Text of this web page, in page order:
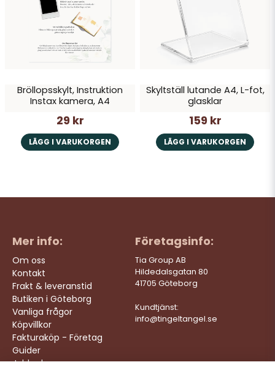
Bröllopsskylt, Instruktion
Instax kamera, A4
29 kr
LÄGG I VARUKORGEN
Skyltställ lutande A4, L-fot,
glasklar
159 kr
LÄGG I VARUKORGEN
Mer info:
Om oss
Kontakt
Frakt & leveranstid
Butiken i Göteborg
Vanliga frågor
Köpvillkor
Fakturaköp - Företag
Guider
Jobba hos oss
Företagsinfo:
Tia Group AB
Hildedalsgatan 80
41705 Göteborg
Kundtjänst:
info@tingeltangel.se